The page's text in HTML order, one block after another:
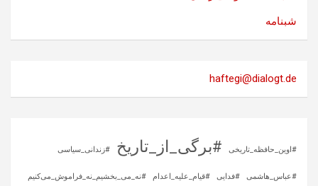
شبنامه
haftegi@dialogt.de
#اوین_حافظه_تاریخی #برگی_از_تاریخ #زندانی_سیاسی
#عباس_هاشمی #فدایی #قیام_علیه_اعدام #نه_می_بخشیم_نه_فراموش_می‌کنیم